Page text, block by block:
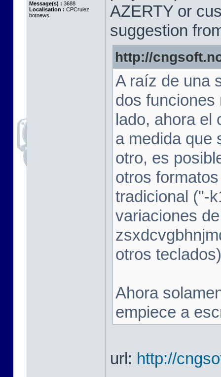
Message(s) : 3688
Localisation : CPCrulez
botnews
AZERTY or
suggestion
http://
A raíz de una
dos
lado, ahora el
a medida que
otro, es
otros
tradicional ("-
variaciones
otros
Ahora
empiece a
url: http://